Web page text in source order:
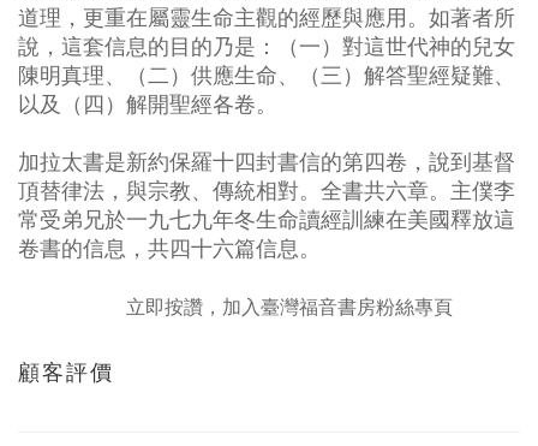
道理，更重在屬靈生命主觀的經歷與應用。如著者所
說，這套信息的目的乃是：（一）對這世代神的兒女
陳明真理、（二）供應生命、（三）解答聖經疑難、
以及（四）解開聖經各卷。
加拉太書是新約保羅十四封書信的第四卷，說到基督
頂替律法，與宗教、傳統相對。全書共六章。主僕李
常受弟兄於一九七九年冬生命讀經訓練在美國釋放這
卷書的信息，共四十六篇信息。
立即按讚，加入臺灣福音書房粉絲專頁
顧客評價